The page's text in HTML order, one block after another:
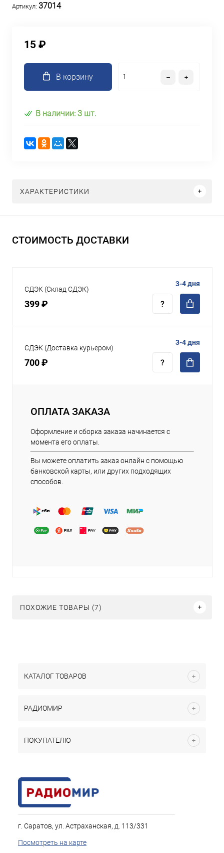
Артикул: 37014
15 ₽
В корзину
В наличии: 3 шт.
ХАРАКТЕРИСТИКИ
СТОИМОСТЬ ДОСТАВКИ
СДЭК (Склад СДЭК)
399 ₽
3-4 дня
СДЭК (Доставка курьером)
700 ₽
3-4 дня
ОПЛАТА ЗАКАЗА
Оформление и сборка заказа начинается с
момента его оплаты.
Вы можете оплатить заказ онлайн с помощью
банковской карты, или других подходящих
способов.
ПОХОЖИЕ ТОВАРЫ (7)
КАТАЛОГ ТОВАРОВ
РАДИОМИР
ПОКУПАТЕЛЮ
г. Саратов, ул. Астраханская, д. 113/331
Посмотреть на карте